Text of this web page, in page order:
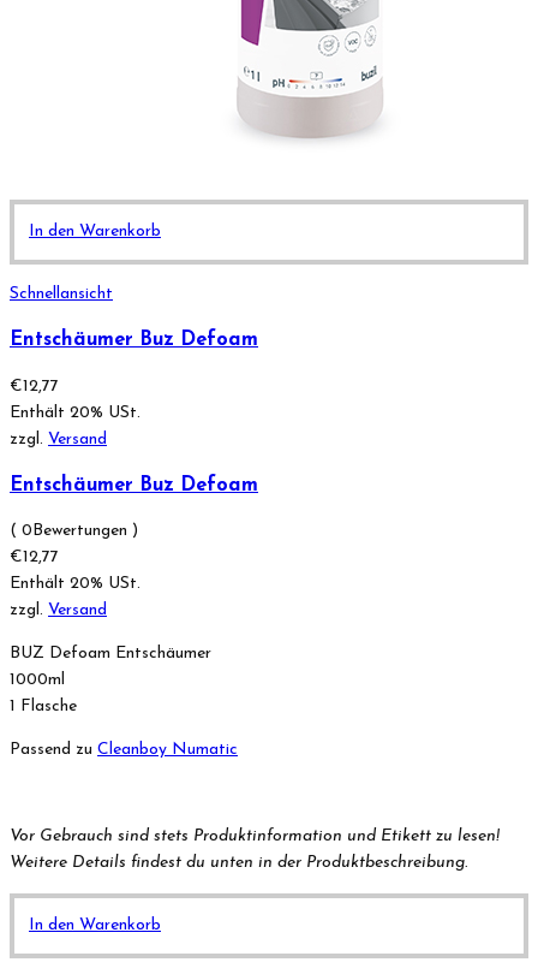
In den Warenkorb
Schnellansicht
Entschäumer Buz Defoam
€12,77
Enthält 20% USt.
zzgl. Versand
Entschäumer Buz Defoam
( 0Bewertungen )
€12,77
Enthält 20% USt.
zzgl. Versand
BUZ Defoam Entschäumer
1000ml
1 Flasche
Passend zu Cleanboy Numatic
Vor Gebrauch sind stets Produktinformation und Etikett zu lesen!
Weitere Details findest du unten in der Produktbeschreibung.
In den Warenkorb